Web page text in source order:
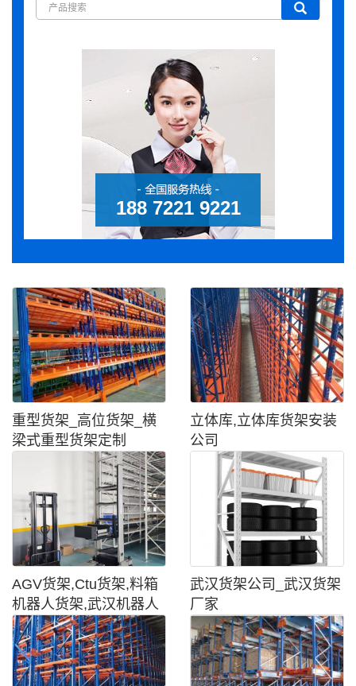
188 7221 9221
重型货架_高位货架_横
梁式重型货架定制
立体库,立体库货架安装
公司
AGV货架,Ctu货架,料箱
机器人货架,武汉机器人
自动化货架厂家
武汉货架公司_武汉货架
厂家